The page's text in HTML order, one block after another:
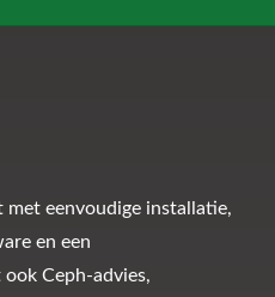
met eenvoudige installatie,
en een
Ceph-advies,